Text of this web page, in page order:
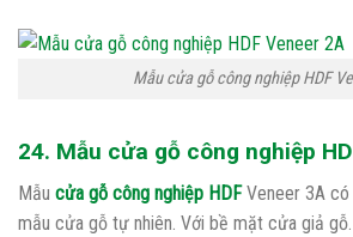
Mẫu cửa gỗ công nghiệp HDF
24. Mẫu cửa gỗ công nghiệp
Mẫu cửa gỗ công nghiệp HDFVeneer 3A có
mẫu cửa gỗ tự nhiên. Với bề mặt cửa giả